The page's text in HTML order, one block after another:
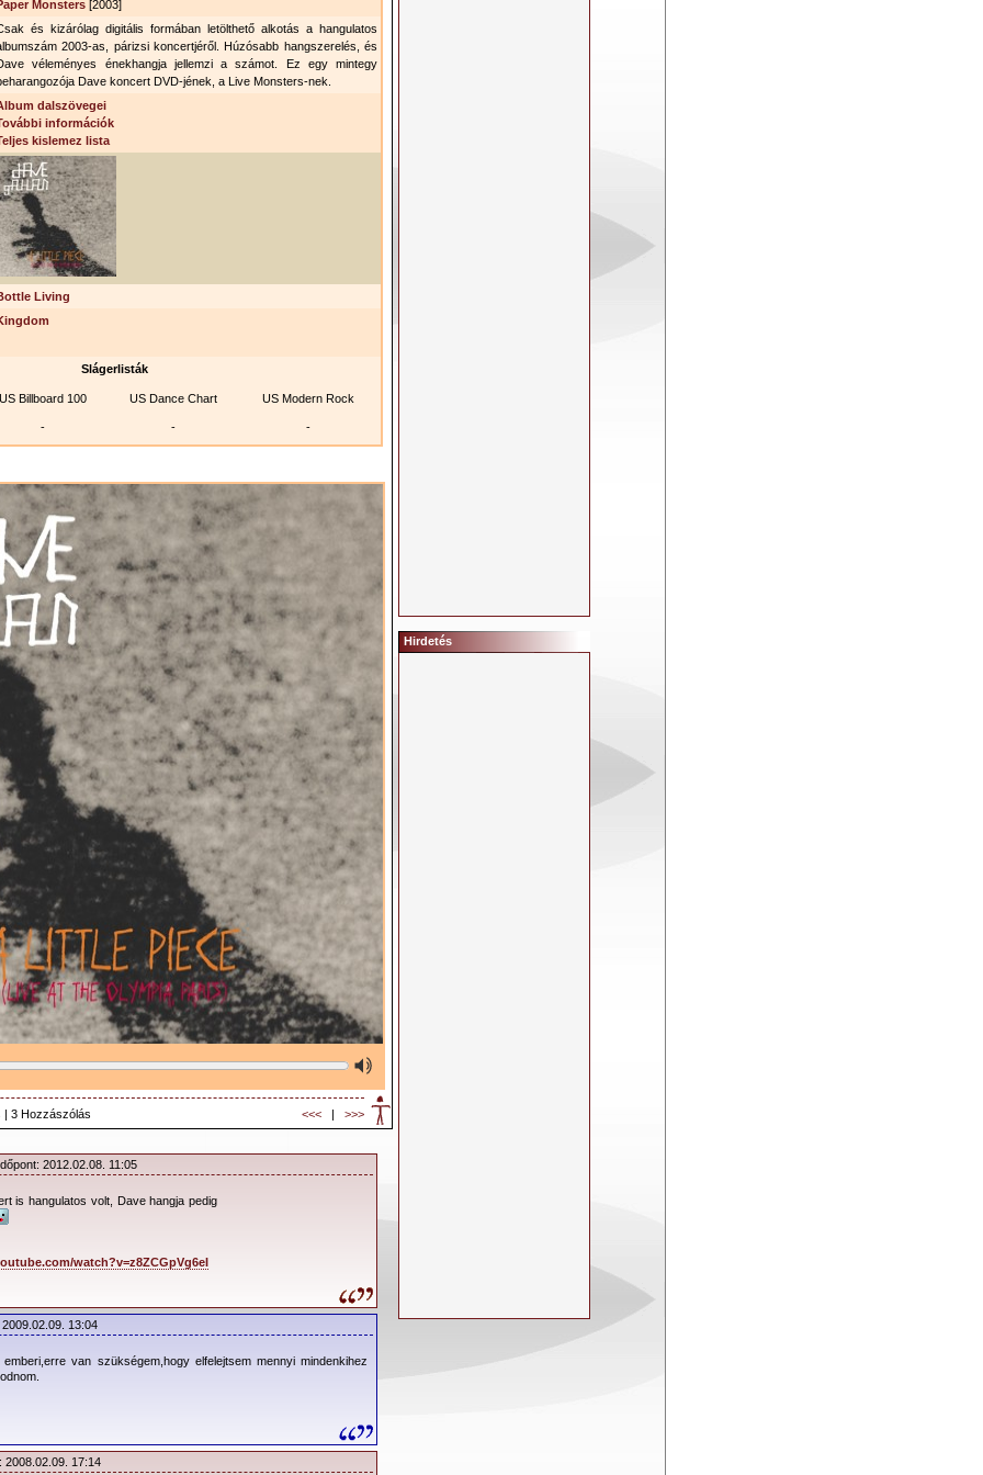
Monsters [2003]
és kizárólag digitális formában letölthető alkotás a hangulatos
2003-as, párizsi koncertjéről. Húzósabb hangszerelés, és
véleményes énekhangja jellemzi a számot. Ez egy mintegy
Dave koncert DVD-jének, a Live Monsters-nek.
dalszövegei
információk
kislemez lista
Living
Slágerlisták
Billboard 100 US Dance Chart US Modern Rock
- - -
3 Hozzászólás <<< | >>>
2012.02.08. 11:05
is hangulatos volt, Dave hangja pedig
watch?v=z8ZCGpVg6eI
13:04
emberi,erre van szükségem,hogy elfelejtsem mennyi mindenkihez
2008.02.09. 17:14
Hirdetés